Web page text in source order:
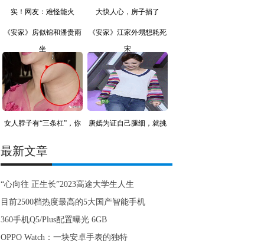
《安家》房似锦和潘贵雨
坐
《安家》江家外甥想耗死
宋
女人脖子有“三条杠”，你
唐嫣为证自己腿细，就挑
最新文章
“心向往 正生长”2023高途大学生人生
目前2500档热度最高的5大国产智能手机
360手机Q5/Plus配置曝光 6GB
OPPO Watch：一块安卓手表的独特